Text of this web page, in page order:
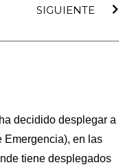
SIGUIENTE
decidido desplegar a
Emergencia), en las
tiene desplegados